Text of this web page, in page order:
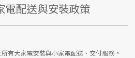
電配送與安裝政策
有大家電安裝與小家電配送、交付服務。